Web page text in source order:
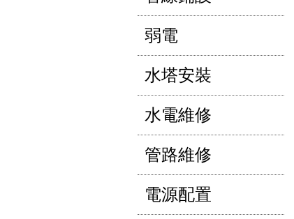
弱電
水塔安裝
水電維修
管路維修
電源配置